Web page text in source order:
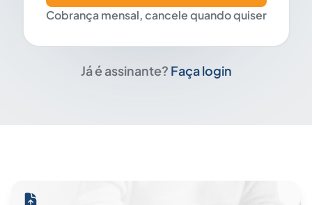
Cobrança mensal, cancele quando quiser
Já é assinante? Faça login